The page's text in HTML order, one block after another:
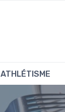
ATHLÉTISME